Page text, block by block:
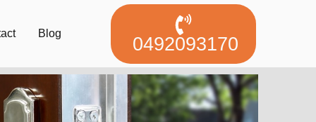
Blog 0492093170